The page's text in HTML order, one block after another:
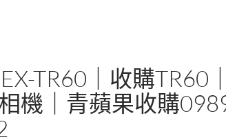
TR60｜收購TR60
機｜青蘋果收購